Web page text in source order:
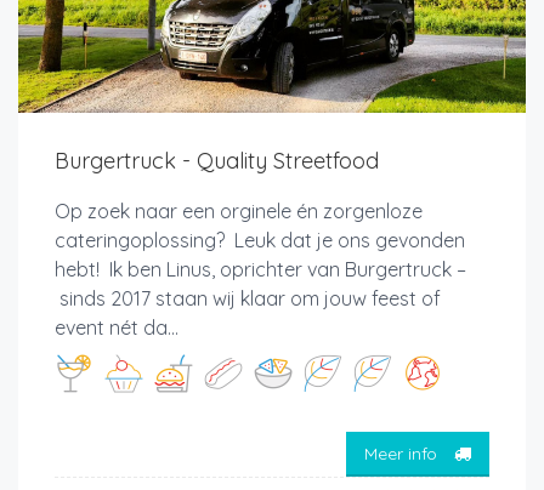
Burgertruck - Quality Streetfood
Op zoek naar een orginele én zorgenloze
cateringoplossing? Leuk dat je ons gevonden
hebt! Ik ben Linus, oprichter van Burgertruck –
sinds 2017 staan wij klaar om jouw feest of
event nét da...
Meer info